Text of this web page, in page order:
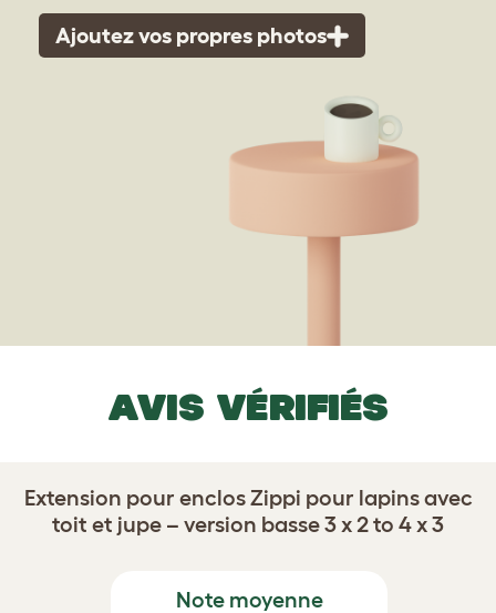
Ajoutez vos propres photos
AVIS VÉRIFIÉS
Extension pour enclos Zippi pour lapins avec
toit et jupe – version basse 3 x 2 to 4 x 3
Note moyenne